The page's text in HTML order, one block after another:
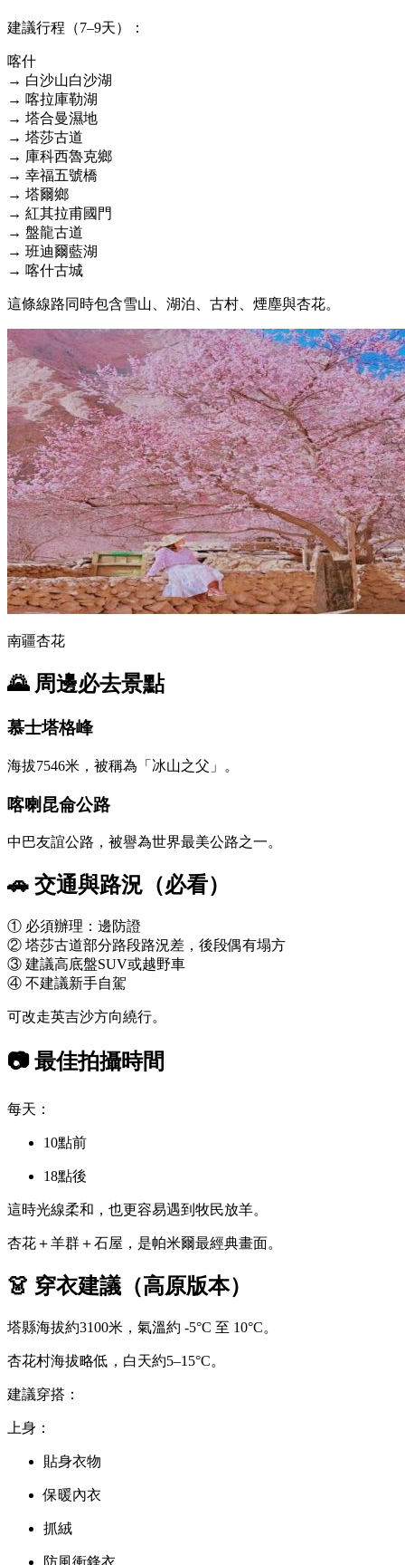
建議行程（7–9天）：
喀什
→ 白沙山白沙湖
→ 喀拉庫勒湖
→ 塔合曼濕地
→ 塔莎古道
→ 庫科西魯克鄉
→ 幸福五號橋
→ 塔爾鄉
→ 紅其拉甫國門
→ 盤龍古道
→ 班迪爾藍湖
→ 喀什古城
這條線路同時包含雪山、湖泊、古村、煙塵與杏花。
南疆杏花
🌄 周邊必去景點
慕士塔格峰
海拔7546米，被稱為「冰山之父」。
喀喇昆侖公路
中巴友誼公路，被譽為世界最美公路之一。
🚗 交通與路況（必看）
① 必須辦理：邊防證
② 塔莎古道部分路段路況差，後段偶有塌方
③ 建議高底盤SUV或越野車
④ 不建議新手自駕
可改走英吉沙方向繞行。
📷 最佳拍攝時間
每天：
10點前
18點後
這時光線柔和，也更容易遇到牧民放羊。
杏花＋羊群＋石屋，是帕米爾最經典畫面。
👗 穿衣建議（高原版本）
塔縣海拔約3100米，氣溫約 -5°C 至 10°C。
杏花村海拔略低，白天約5–15°C。
建議穿搭：
上身：
貼身衣物
保暖內衣
抓絨
防風衝鋒衣